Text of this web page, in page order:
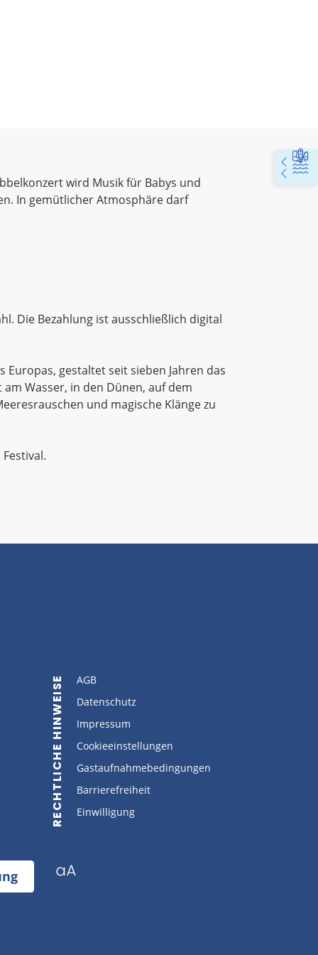
wird Musik für Babys und
In gemütlicher Atmosphäre darf
Die Bezahlung ist ausschließlich digital
gestaltet seit sieben Jahren das
Wasser, in den Dünen, auf dem
und magische Klänge zu
RECHTLICHE HINWEISE
AGB
Datenschutz
Impressum
Cookieeinstellungen
Gastaufnahmebedingungen
Barrierefreiheit
Einwilligung